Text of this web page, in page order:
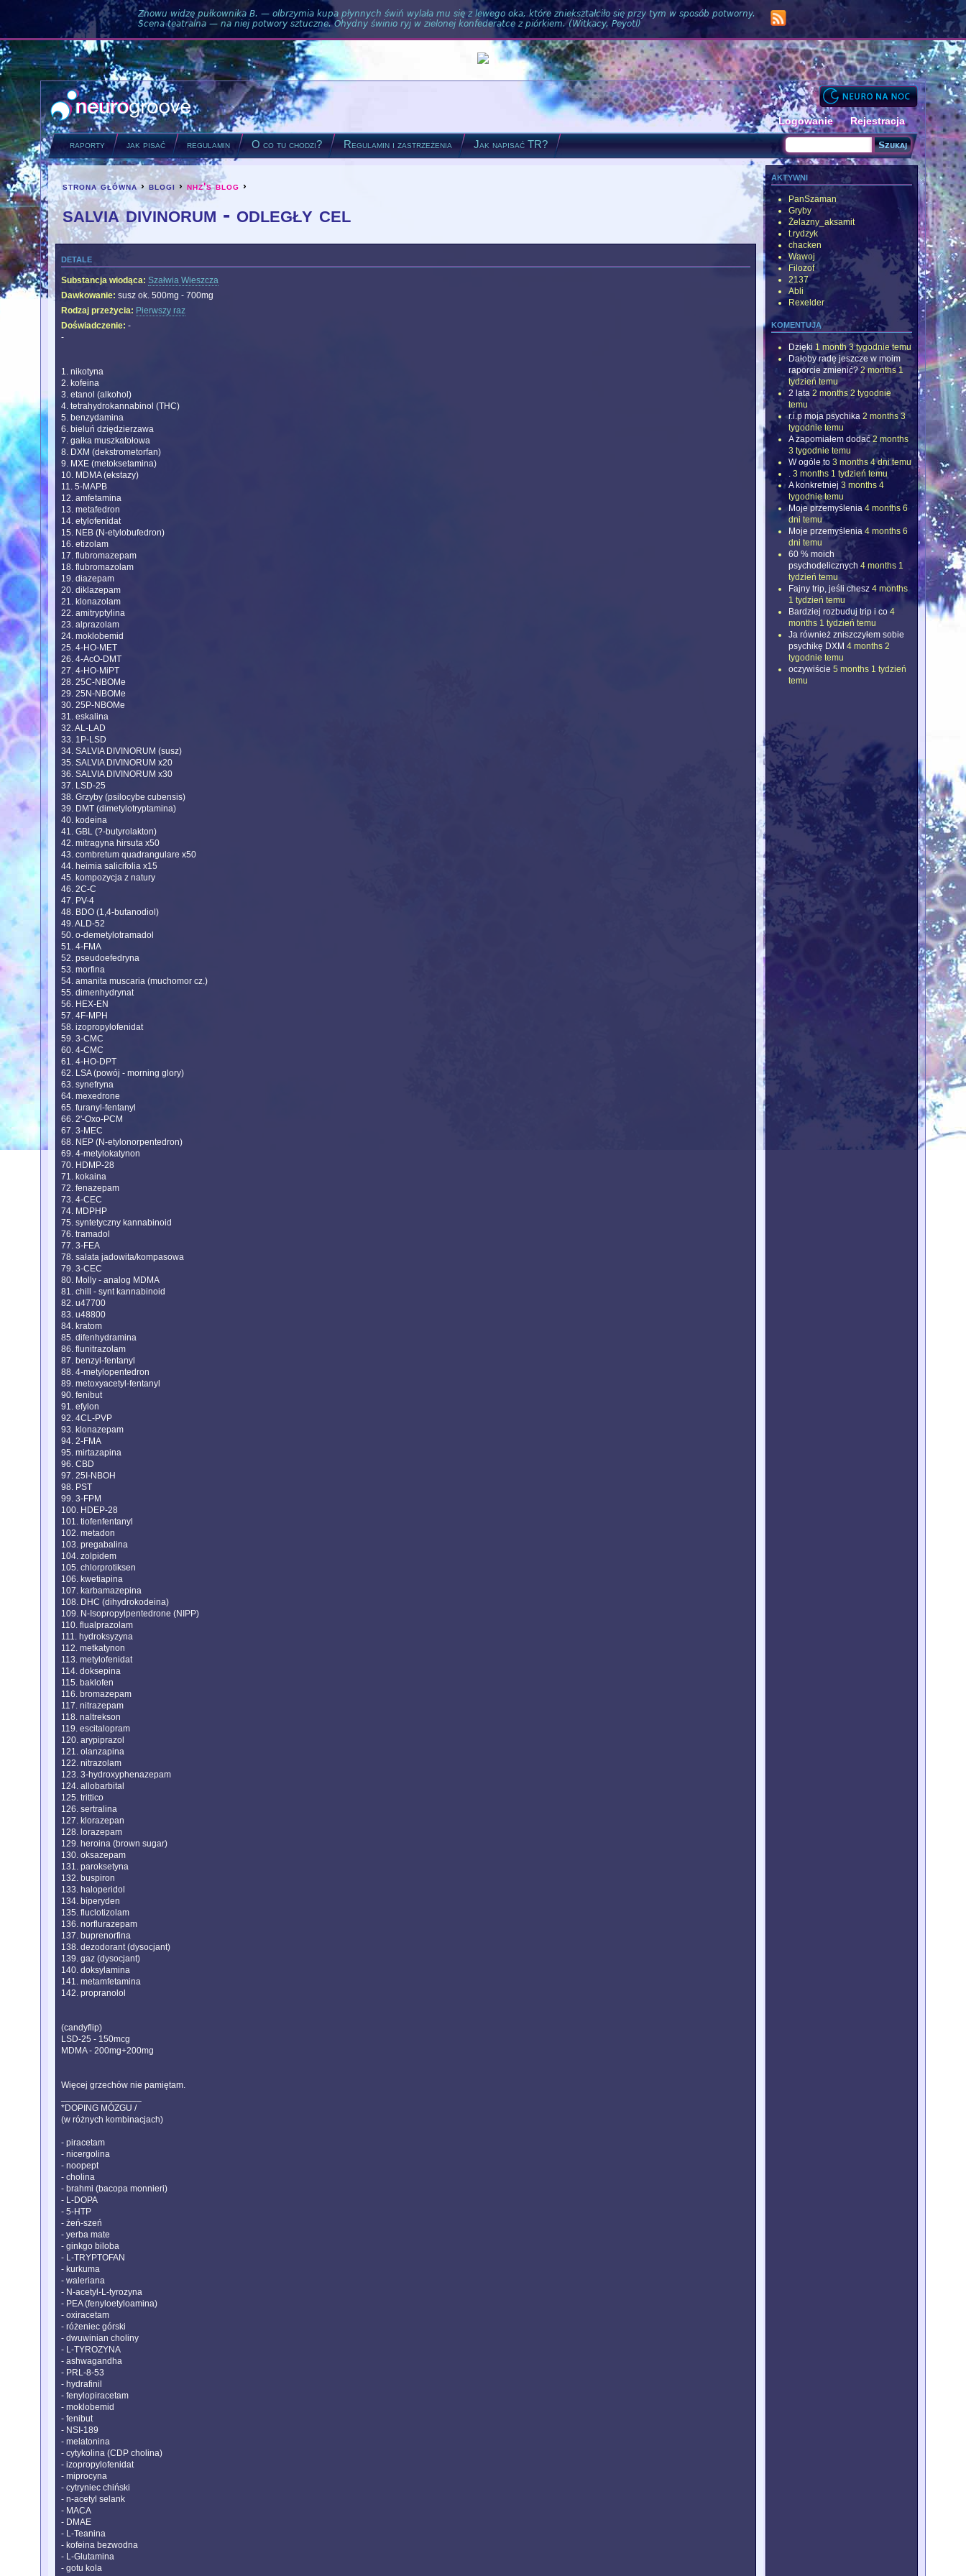
Znowu widzę pułkownika B. — olbrzymia kupa płynnych świń wylała mu się z lewego oka, które zniekształciło się przy tym w sposób potworny.
Scena teatralna — na niej potwory sztuczne. Ohydny świnio ryj w zielonej konfederatce z piórkiem. (Witkacy, Peyotl)
Logowanie Rejestracja
raporty jak pisać regulamin O co tu chodzi? Regulamin i zastrzeżenia Jak napisać TR?
Formularz wyszukiwania
you are here
strona główna ›blogi ›nhz's blog ›
salvia divinorum - odległy cel
detale
Substancja wiodąca: Szałwia Wieszcza
Dawkowanie: susz ok. 500mg - 700mg
Rodzaj przeżycia: Pierwszy raz
Doświadczenie: -
-
1. nikotyna
2. kofeina
3. etanol (alkohol)
4. tetrahydrokannabinol (THC)
5. benzydamina
6. bieluń dziędzierzawa
7. gałka muszkatołowa
8. DXM (dekstrometorfan)
9. MXE (metoksetamina)
10. MDMA (ekstazy)
11. 5-MAPB
12. amfetamina
13. metafedron
14. etylofenidat
15. NEB (N-etylobufedron)
16. etizolam
17. flubromazepam
18. flubromazolam
19. diazepam
20. diklazepam
21. klonazolam
22. amitryptylina
23. alprazolam
24. moklobemid
25. 4-HO-MET
26. 4-AcO-DMT
27. 4-HO-MiPT
28. 25C-NBOMe
29. 25N-NBOMe
30. 25P-NBOMe
31. eskalina
32. AL-LAD
33. 1P-LSD
34. SALVIA DIVINORUM (susz)
35. SALVIA DIVINORUM x20
36. SALVIA DIVINORUM x30
37. LSD-25
38. Grzyby (psilocybe cubensis)
39. DMT (dimetylotryptamina)
40. kodeina
41. GBL (?-butyrolakton)
42. mitragyna hirsuta x50
43. combretum quadrangulare x50
44. heimia salicifolia x15
45. kompozycja z natury
46. 2C-C
47. PV-4
48. BDO (1,4-butanodiol)
49. ALD-52
50. o-demetylotramadol
51. 4-FMA
52. pseudoefedryna
53. morfina
54. amanita muscaria (muchomor cz.)
55. dimenhydrynat
56. HEX-EN
57. 4F-MPH
58. izopropylofenidat
59. 3-CMC
60. 4-CMC
61. 4-HO-DPT
62. LSA (powój - morning glory)
63. synefryna
64. mexedrone
65. furanyl-fentanyl
66. 2'-Oxo-PCM
67. 3-MEC
68. NEP (N-etylonorpentedron)
69. 4-metylokatynon
70. HDMP-28
71. kokaina
72. fenazepam
73. 4-CEC
74. MDPHP
75. syntetyczny kannabinoid
76. tramadol
77. 3-FEA
78. sałata jadowita/kompasowa
79. 3-CEC
80. Molly - analog MDMA
81. chill - synt kannabinoid
82. u47700
83. u48800
84. kratom
85. difenhydramina
86. flunitrazolam
87. benzyl-fentanyl
88. 4-metylopentedron
89. metoxyacetyl-fentanyl
90. fenibut
91. efylon
92. 4CL-PVP
93. klonazepam
94. 2-FMA
95. mirtazapina
96. CBD
97. 25I-NBOH
98. PST
99. 3-FPM
100. HDEP-28
101. tiofenfentanyl
102. metadon
103. pregabalina
104. zolpidem
105. chlorprotiksen
106. kwetiapina
107. karbamazepina
108. DHC (dihydrokodeina)
109. N-Isopropylpentedrone (NIPP)
110. flualprazolam
111. hydroksyzyna
112. metkatynon
113. metylofenidat
114. doksepina
115. baklofen
116. bromazepam
117. nitrazepam
118. naltrekson
119. escitalopram
120. arypiprazol
121. olanzapina
122. nitrazolam
123. 3-hydroxyphenazepam
124. allobarbital
125. trittico
126. sertralina
127. klorazepan
128. lorazepam
129. heroina (brown sugar)
130. oksazepam
131. paroksetyna
132. buspiron
133. haloperidol
134. biperyden
135. fluclotizolam
136. norflurazepam
137. buprenorfina
138. dezodorant (dysocjant)
139. gaz (dysocjant)
140. doksylamina
141. metamfetamina
142. propranolol
(candyflip)
LSD-25 - 150mcg
MDMA - 200mg+200mg
Więcej grzechów nie pamiętam.
*DOPING MÓZGU /
(w różnych kombinacjach)
- piracetam
- nicergolina
- noopept
- cholina
- brahmi (bacopa monnieri)
- L-DOPA
- 5-HTP
- żeń-szeń
- yerba mate
- ginkgo biloba
- L-TRYPTOFAN
- kurkuma
- waleriana
- N-acetyl-L-tyrozyna
- PEA (fenyloetyloamina)
- oxiracetam
- różeniec górski
- dwuwinian choliny
- L-TYROZYNA
- ashwagandha
- PRL-8-53
- hydrafinil
- fenylopiracetam
- moklobemid
- fenibut
- NSI-189
- melatonina
- cytykolina (CDP cholina)
- izopropylofenidat
- miprocyna
- cytryniec chiński
- n-acetyl selank
- MACA
- DMAE
- L-Teanina
- kofeina bezwodna
- L-Glutamina
- gotu kola
aktywni
PanSzaman
Gryby
Żelazny_aksamit
t.rydzyk
chacken
Wawoj
Filozof
2137
Abli
Rexelder
komentują
Dzięki 1 month 3 tygodnie temu
Dałoby radę jeszcze w moim
raporcie zmienić? 2 months 1
tydzień temu
2 lata 2 months 2 tygodnie
temu
r.i.p moja psychika 2 months 3
tygodnie temu
A zapomiałem dodać 2 months
3 tygodnie temu
W ogóle to 3 months 4 dni temu
3 months 1 tydzień temu
A konkretniej 3 months 4
tygodnie temu
Moje przemyślenia 4 months 6
dni temu
Moje przemyślenia 4 months 6
dni temu
60 % moich
psychodelicznych 4 months 1
tydzień temu
Fajny trip, jeśli chesz 4 months
1 tydzień temu
Bardziej rozbuduj trip i co 4
months 1 tydzień temu
Ja również zniszczyłem sobie
psychikę DXM 4 months 2
tygodnie temu
oczywiście 5 months 1 tydzień
temu